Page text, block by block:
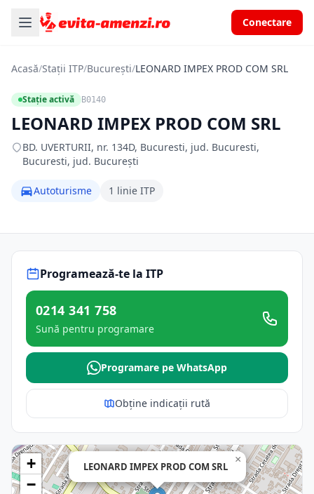
Conectare
Acasă/Stații ITP/București/LEONARD IMPEX PROD COM SRL
Stație activă B0140
LEONARD IMPEX PROD COM SRL
BD. UVERTURII, nr. 134D, Bucuresti, jud. Bucuresti,
Bucuresti, jud. București
Autoturisme 1 linie ITP
Programează-te la ITP
0214 341 758
Sună pentru programare
Programare pe WhatsApp
Obține indicații rută
LEONARD IMPEX PROD COM SRL
×
+
−